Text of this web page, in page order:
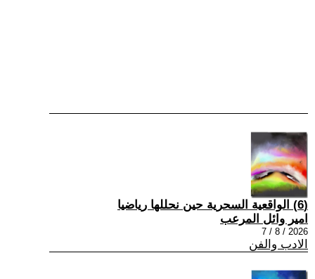
(6) الواقعية السحرية حين نحللها رياضيا
امير وائل المرعب
2026 / 8 / 7
الادب والفن